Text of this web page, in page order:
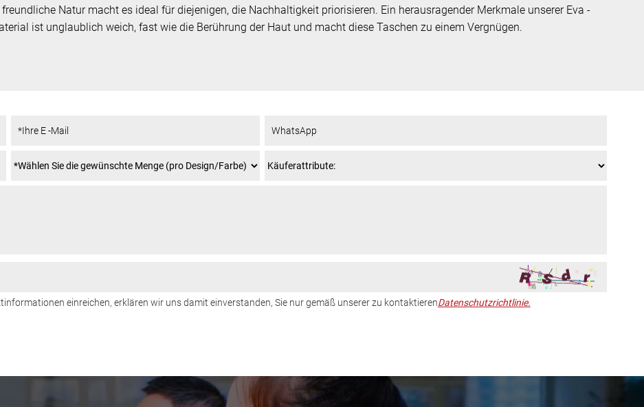
Natur macht es ideal für diejenigen, die Nachhaltigkeit priorisieren. Ein herausragender Merkmale unserer Eva -
ist unglaublich weich, fast wie die Berührung der Haut und macht diese Taschen zu einem Vergnügen.
einreichen, erklären wir uns damit einverstanden, Sie nur gemäß unserer zu kontaktierenDatenschutzrichtlinie.